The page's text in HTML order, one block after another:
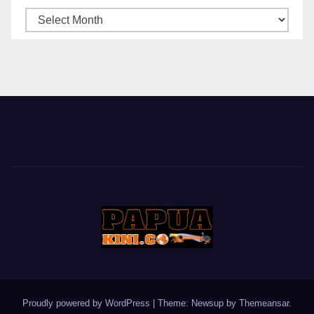
ARSIP
Proudly powered by WordPress Theme: Newsup by Themeansar.